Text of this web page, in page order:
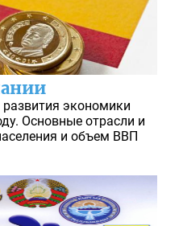
развития экономики
Основные отрасли и
и объем ВВП